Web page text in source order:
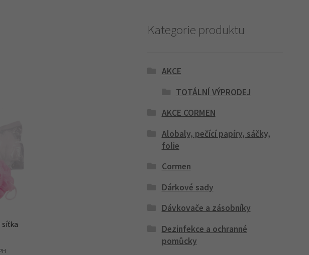
Kategorie produktu
AKCE
TOTÁLNÍ VÝPRODEJ
AKCE CORMEN
Alobaly, pečící papíry, sáčky,
folie
Cormen
Dárkové sady
Dávkovače a zásobníky
Dezinfekce a ochranné
pomůcky